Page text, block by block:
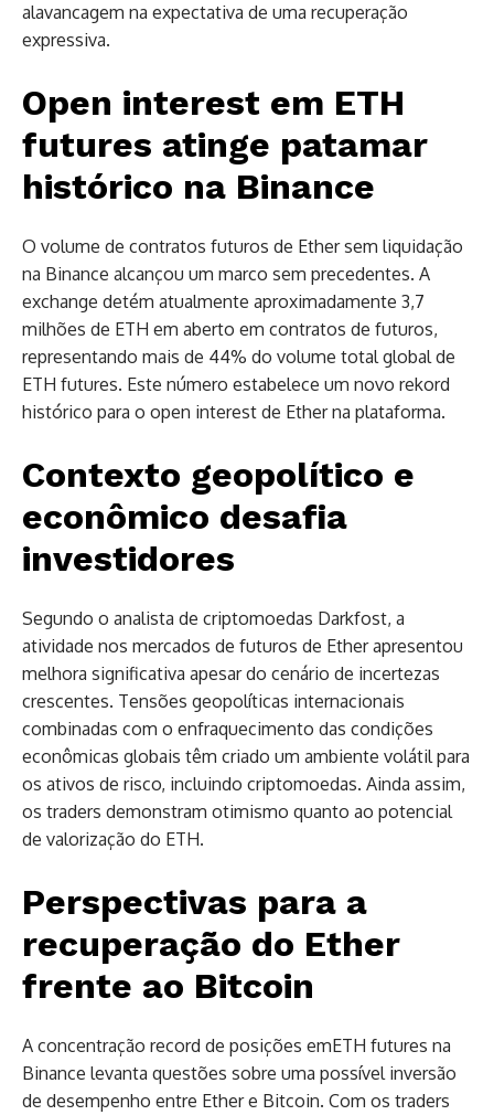
alavancagem na expectativa de uma recuperação
expressiva.
Open interest em ETH
futures atinge patamar
histórico na Binance
O volume de contratos futuros de Ether sem liquidação
na Binance alcançou um marco sem precedentes. A
exchange detém atualmente aproximadamente 3,7
milhões de ETH em aberto em contratos de futuros,
representando mais de 44% do volume total global de
ETH futures. Este número estabelece um novo rekord
histórico para o open interest de Ether na plataforma.
Contexto geopolítico e
econômico desafia
investidores
Segundo o analista de criptomoedas Darkfost, a
atividade nos mercados de futuros de Ether apresentou
melhora significativa apesar do cenário de incertezas
crescentes. Tensões geopolíticas internacionais
combinadas com o enfraquecimento das condições
econômicas globais têm criado um ambiente volátil para
os ativos de risco, incluindo criptomoedas. Ainda assim,
os traders demonstram otimismo quanto ao potencial
de valorização do ETH.
Perspectivas para a
recuperação do Ether
frente ao Bitcoin
A concentração record de posições emETH futures na
Binance levanta questões sobre uma possível inversão
de desempenho entre Ether e Bitcoin. Com os traders